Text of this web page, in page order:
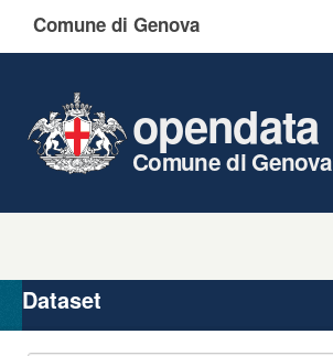
Comune di Genova
opendata
Comune di Genova
Organizzazioni
Gruppi
Dataset